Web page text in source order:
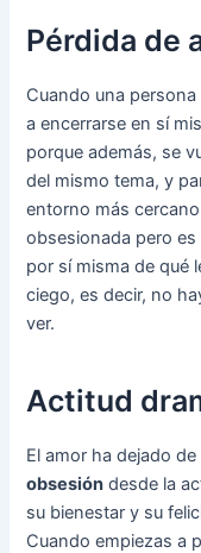
Pérdida de
Cuando una persona
a encerrarse en sí
porque además, se
del mismo tema, y
entorno más
obsesionada pero
por sí misma de qué
ciego, es decir, no
ver.
Actitud
El amor ha dejado
obsesión desde la
su bienestar y su
Cuando empiezas a